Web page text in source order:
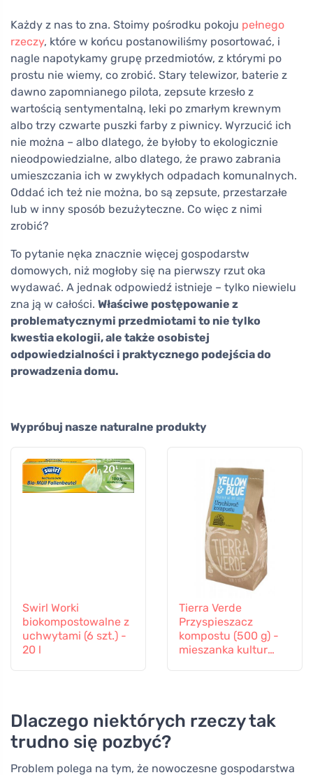
Każdy z nas to zna. Stoimy pośrodku pokoju pełnego
rzeczy, które w końcu postanowiliśmy posortować, i
nagle napotykamy grupę przedmiotów, z którymi po
prostu nie wiemy, co zrobić. Stary telewizor, baterie z
dawno zapomnianego pilota, zepsute krzesło z
wartością sentymentalną, leki po zmarłym krewnym
albo trzy czwarte puszki farby z piwnicy. Wyrzucić ich
nie można – albo dlatego, że byłoby to ekologicznie
nieodpowiedzialne, albo dlatego, że prawo zabrania
umieszczania ich w zwykłych odpadach komunalnych.
Oddać ich też nie można, bo są zepsute, przestarzałe
lub w inny sposób bezużyteczne. Co więc z nimi
zrobić?
To pytanie nęka znacznie więcej gospodarstw
domowych, niż mogłoby się na pierwszy rzut oka
wydawać. A jednak odpowiedź istnieje – tylko niewielu
zna ją w całości. Właściwe postępowanie z
problematycznymi przedmiotami to nie tylko
kwestia ekologii, ale także osobistej
odpowiedzialności i praktycznego podejścia do
prowadzenia domu.
Wypróbuj nasze naturalne produkty
Swirl Worki
biokompostowalne z
uchwytami (6 szt.) -
20 l
Tierra Verde
Przyspieszacz
kompostu (500 g) -
mieszanka kultur
Dlaczego niektórych rzeczy tak
trudno się pozbyć?
Problem polega na tym, że nowoczesne gospodarstwa